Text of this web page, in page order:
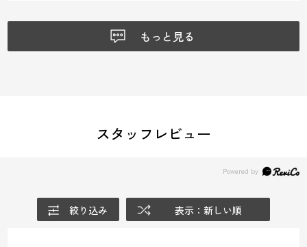
もっと見る
スタッフレビュー
絞り込み 表示：新しい順